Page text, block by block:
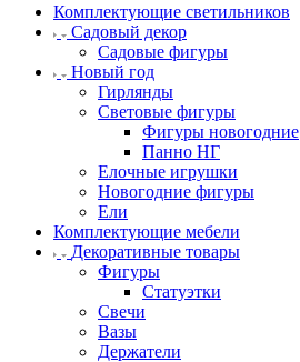
Комплектующие светильников
Садовый декор
Садовые фигуры
Новый год
Гирлянды
Световые фигуры
Фигуры новогодние
Панно НГ
Елочные игрушки
Новогодние фигуры
Ели
Комплектующие мебели
Декоративные товары
Фигуры
Статуэтки
Свечи
Вазы
Держатели